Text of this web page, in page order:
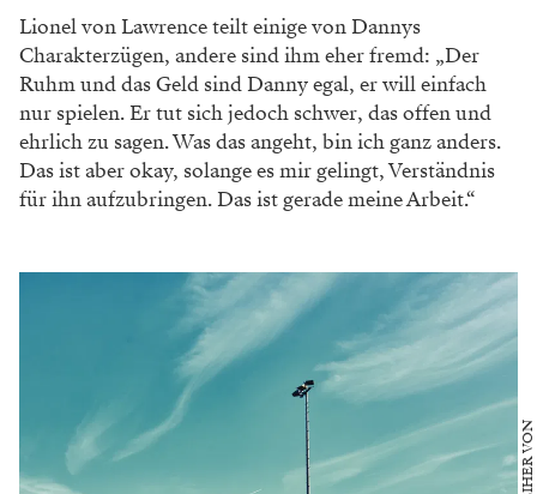
Lionel von Lawrence teilt einige vonDannys
Charakterzügen, andere sindihm eher fremd: „Der
Ruhm und dasGeld sind Danny egal, er will einfach
nur spielen. Er tut sich jedoch schwer, das offen und
ehrlich zu sagen. Was das angeht, bin ich ganz anders.
Das ist aberokay, solange es mir gelingt, Verständnis
für ihn aufzubringen. Das ist gerade meine Arbeit.“